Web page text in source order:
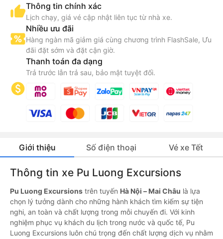
Thông tin chính xác
Lịch chạy, giá vé cập nhật liên tục từ nhà xe.
Nhiều ưu đãi
Hàng ngàn mã giảm giá cùng chương trình FlashSale, Ưu
đãi đặt sớm và đặt cận giờ.
Thanh toán đa dạng
Trả trước lẫn trả sau, bảo mật tuyệt đối.
Giới thiệu Số điện thoại Vé xe Tết
Thông tin xe Pu Luong Excursions
Pu Luong Excursions trên tuyến Hà Nội – Mai Châu là lựa
chọn lý tưởng dành cho những hành khách tìm kiếm sự tiện
nghi, an toàn và chất lượng trong mỗi chuyến đi. Với kinh
nghiệm phục vụ khách du lịch trong nước và quốc tế, Pu
Luong Excursions luôn chú trọng đến chất lượng dịch vụ nhằm